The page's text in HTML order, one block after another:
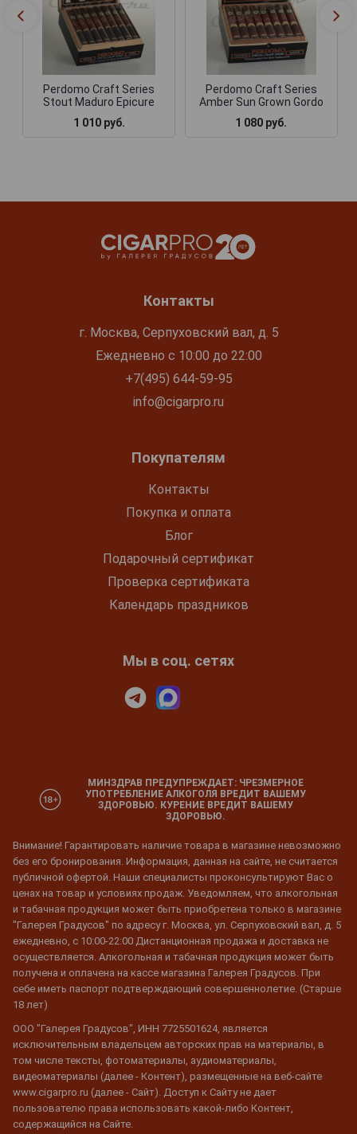
Perdomo Craft Series
Stout Maduro Epicure
1 010 руб.
Perdomo Craft Series
Amber Sun Grown Gordo
1 080 руб.
Контакты
г. Москва, Серпуховский вал, д. 5
Ежедневно с 10:00 до 22:00
+7(495) 644-59-95
info@cigarpro.ru
Покупателям
Контакты
Покупка и оплата
Блог
Подарочный сертификат
Проверка сертификата
Календарь праздников
Мы в соц. сетях
МИНЗДРАВ ПРЕДУПРЕЖДАЕТ: ЧРЕЗМЕРНОЕ
УПОТРЕБЛЕНИЕ АЛКОГОЛЯ ВРЕДИТ ВАШЕМУ
ЗДОРОВЬЮ. КУРЕНИЕ ВРЕДИТ ВАШЕМУ
ЗДОРОВЬЮ.
Внимание! Гарантировать наличие товара в магазине невозможно
без его бронирования. Информация, данная на сайте, не считается
публичной офертой. Наши специалисты проконсультируют Вас о
ценах на товар и условиях продаж. Уведомляем, что алкогольная
и табачная продукция может быть приобретена только в магазине
"Галерея Градусов" по адресу г. Москва, ул. Серпуховский вал, д. 5
ежедневно, с 10:00-22:00 Дистанционная продажа и доставка не
осуществляется. Алкогольная и табачная продукция может быть
получена и оплачена на кассе магазина Галерея Градусов. При
себе иметь паспорт подтверждающий совершеннолетие. (Старше
18 лет)
ООО "Галерея Градусов", ИНН 7725501624, является
исключительным владельцем авторских прав на материалы, в
том числе тексты, фотоматериалы, аудиоматериалы,
видеоматериалы (далее - Контент), размещенные на веб-сайте
www.cigarpro.ru (далее - Сайт). Доступ к Сайту не дает
пользователю права использовать какой-либо Контент,
содержащийся на Сайте.